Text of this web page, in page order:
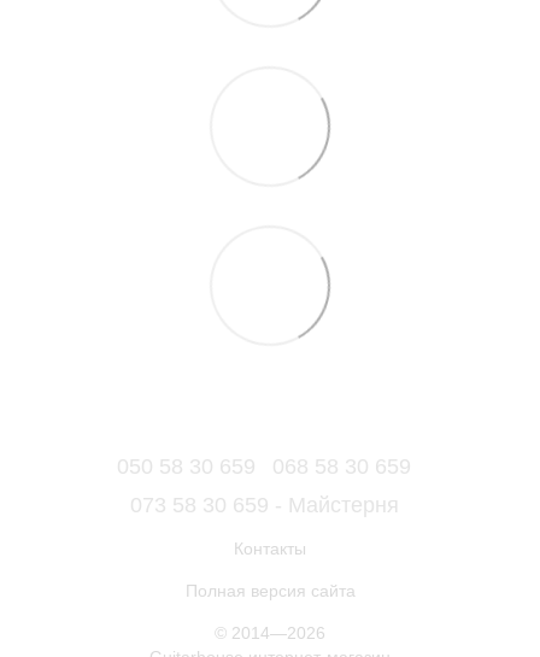
050 58 30 659
068 58 30 659
073 58 30 659 - Майстерня
Контакты
Полная версия сайта
© 2014—2026